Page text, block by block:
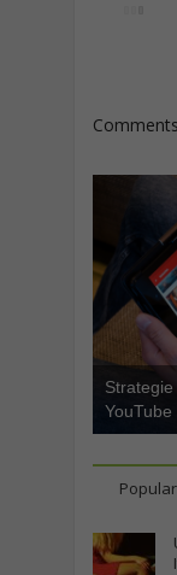
YouTube
Popular